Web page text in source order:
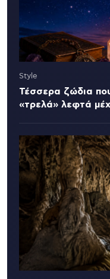
Style
Τέσσερα ζώδια
«τρελά» λεφτά